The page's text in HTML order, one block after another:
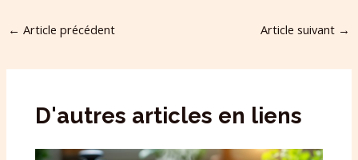
← Article précédent Article suivant →
D'autres articles en liens